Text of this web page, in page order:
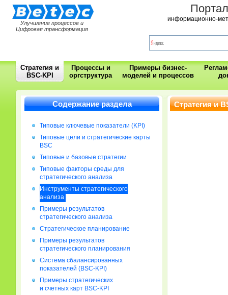
Улучшение процессов и
Цифровая трансформация
информационно-
Стратегия и
BSC-KPI
Процессы и
оргструктура
Примеры бизнес-
моделей и процессов
Содержание раздела
Типовые ключевые показатели (KPI)
Типовые цели и стратегические карты
BSC
Типовые и базовые стратегии
Типовые факторы среды для
стратегического анализа
Инструменты стратегического
анализа
Примеры результатов
стратегического анализа
Стратегическое планирование
Примеры результатов
стратегического планирования
Система сбалансированных
показателей (BSC-KPI)
Примеры стратегических
и счетных карт BSC-KPI
Стратегия и